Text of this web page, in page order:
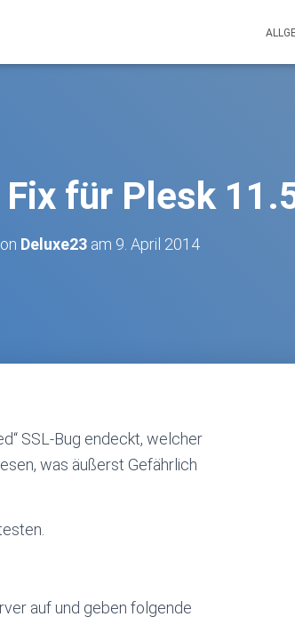
für Plesk
Deluxe23 am 9. April 2014
SSL-Bug endeckt, welcher
was äußerst Gefährlich
auf und geben folgende